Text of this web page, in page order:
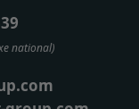
exterior-4-uai-
group.com/wp-
09/cdeck-deck-
exterior-4-uai-
national)